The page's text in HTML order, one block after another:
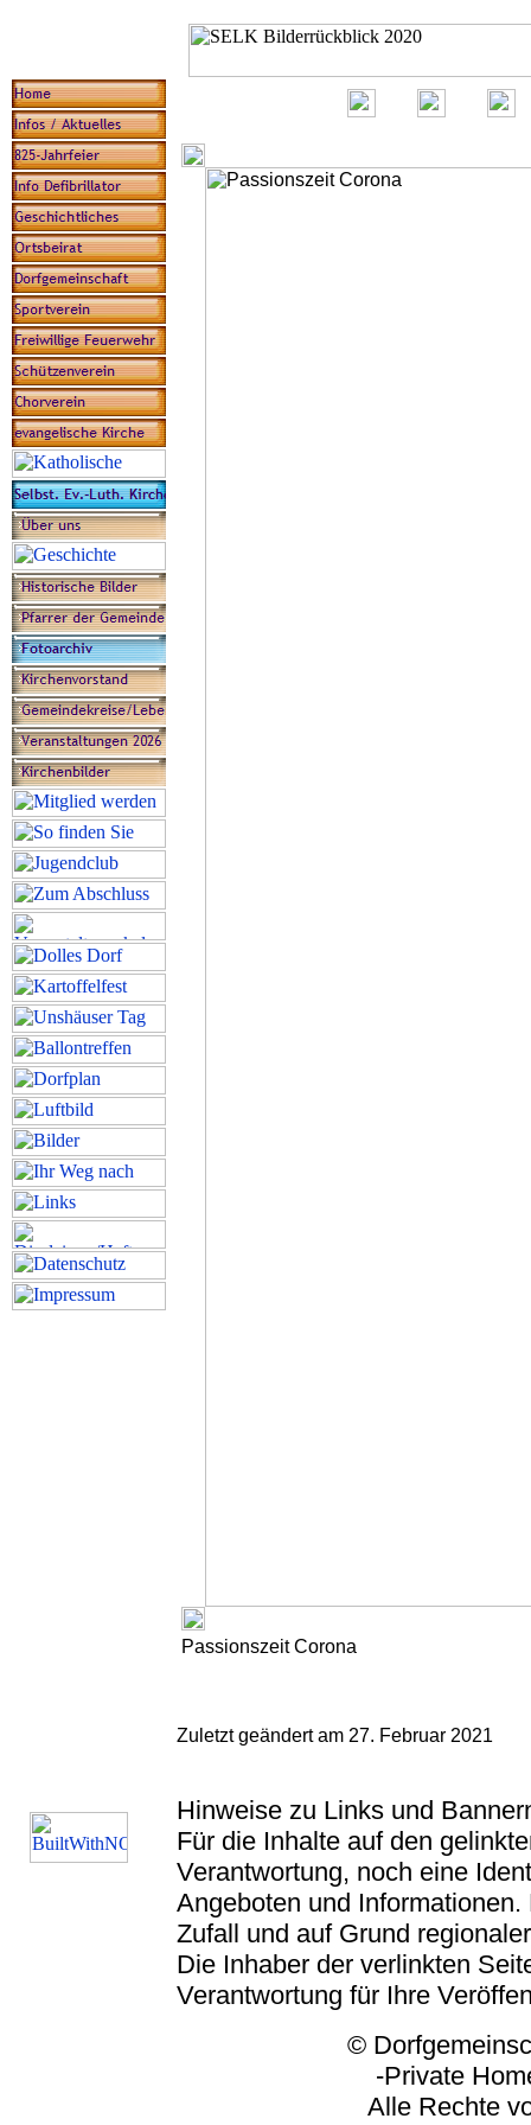
Passionszeit Corona
Zuletzt geändert am 27. Februar 2021
Hinweise zu Links und
Für die Inhalte auf den
Verantwortung, noch eine
Angeboten und
Zufall und auf Grund
Die Inhaber der verlinkten
Verantwortung für Ihre
© Dorfgemeinschaft
-Private
Alle Rechte